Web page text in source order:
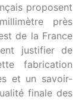
proposent
près
de la France
justifier de
fabrication
et un savoir-
finale des